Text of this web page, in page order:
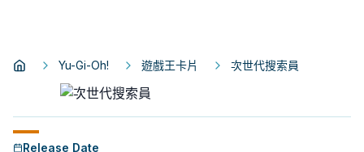
Yu-Gi-Oh! 遊戲王卡片 次世代搜索員
Release Date